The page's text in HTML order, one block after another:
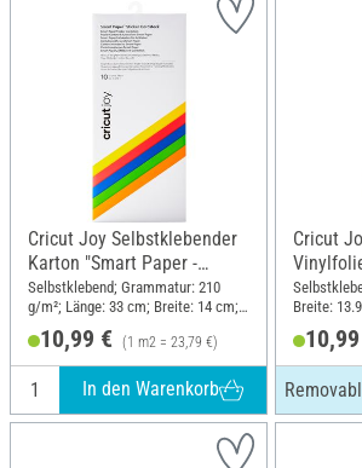
Cricut Joy Selbstklebender
Karton "Smart Paper -
Brightbow Sampler"
Selbstklebend; Grammatur: 210
g/m²; Länge: 33 cm; Breite: 14 cm;
10,99 € (1 m2 = 23,79 €)
In den Warenkorb
Cricut
Breite: